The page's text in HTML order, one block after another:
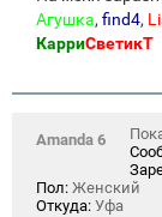
Агушка, find4,
КарриСветикТ
Amanda 6
Пол: Женский
Откуда: Уфа